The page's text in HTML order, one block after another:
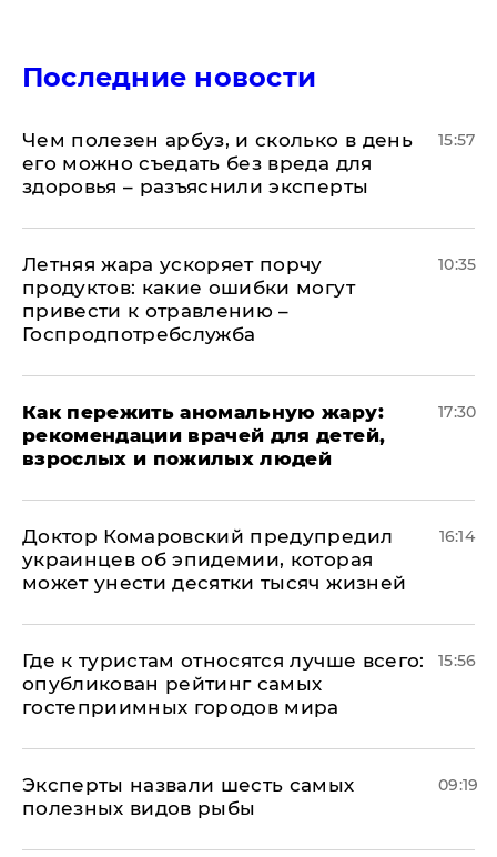
Последние новости
Чем полезен арбуз, и сколько в день
его можно съедать без вреда для
здоровья – разъяснили эксперты
15:57
Летняя жара ускоряет порчу
продуктов: какие ошибки могут
привести к отравлению –
Госпродпотребслужба
10:35
Как пережить аномальную жару:
рекомендации врачей для детей,
взрослых и пожилых людей
17:30
Доктор Комаровский предупредил
украинцев об эпидемии, которая
может унести десятки тысяч жизней
16:14
Где к туристам относятся лучше всего:
опубликован рейтинг самых
гостеприимных городов мира
15:56
Эксперты назвали шесть самых
полезных видов рыбы
09:19